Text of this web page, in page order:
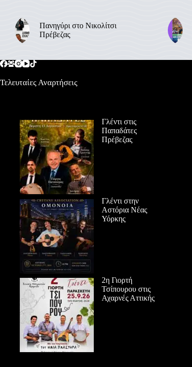
Πανηγύρι στο Νικολίτσι
Πρέβεζας
Τελευταίες Αναρτήσεις
Γλέντι στις
Παπαδάτες
Πρέβεζας
Γλέντι στην
Αστόρια Νέας
Υόρκης
2η Γιορτή
Τσίπουρου στις
Αχαρνές Αττικής